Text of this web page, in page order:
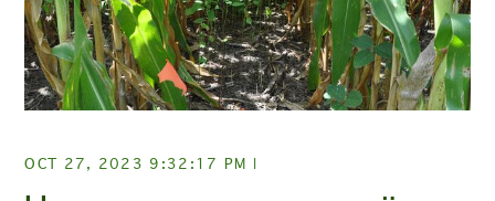
OCT 27, 2023 9:32:17 PM |